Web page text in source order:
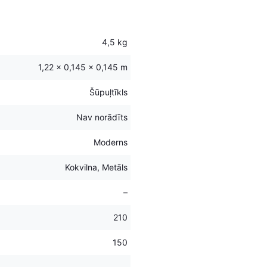
4,5 kg
1,22 × 0,145 × 0,145 m
Šūpuļtīkls
Nav norādīts
Moderns
Kokvilna, Metāls
–
210
150